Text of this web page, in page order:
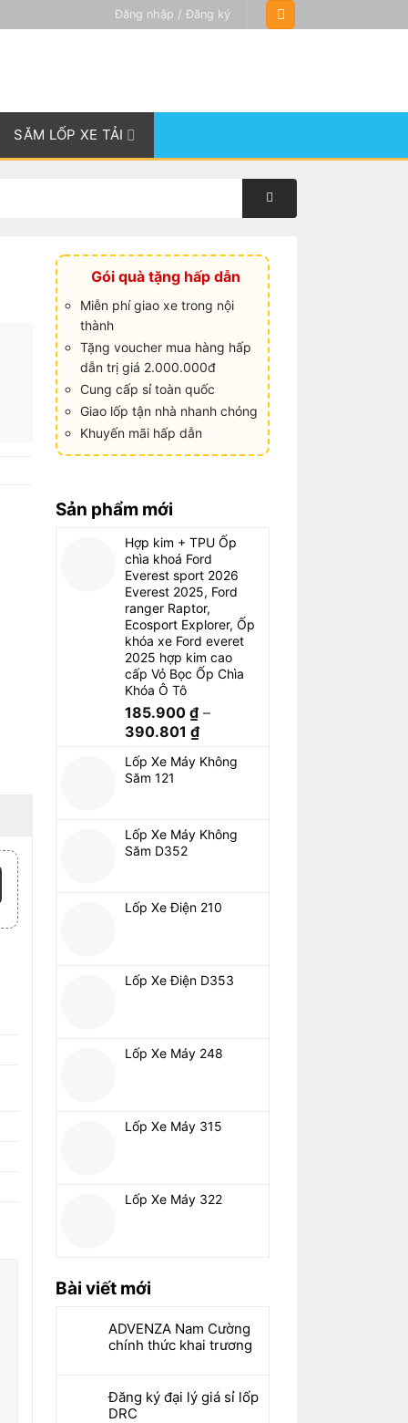
Đăng nhập / Đăng ký
SĂM LỐP XE TẢI
Gói quà tặng hấp dẫn
Miễn phí giao xe trong nội
thành
Tặng voucher mua hàng hấp
dẫn trị giá 2.000.000đ
Cung cấp sỉ toàn quốc
Giao lốp tận nhà nhanh chóng
Khuyến mãi hấp dẫn
Sản phẩm mới
Hợp kim + TPU Ốp
chìa khoá Ford
Everest sport 2026
Everest 2025, Ford
ranger Raptor,
Ecosport Explorer, Ốp
khóa xe Ford everet
2025 hợp kim cao
cấp Vỏ Bọc Ốp Chìa
Khóa Ô Tô
185.900 ₫ –
390.801 ₫
Lốp Xe Máy Không
Săm 121
Lốp Xe Máy Không
Săm D352
Lốp Xe Điện 210
Lốp Xe Điện D353
Lốp Xe Máy 248
Lốp Xe Máy 315
Lốp Xe Máy 322
Bài viết mới
ADVENZA Nam Cường
chính thức khai trương
Đăng ký đại lý giá sỉ lốp
DRC